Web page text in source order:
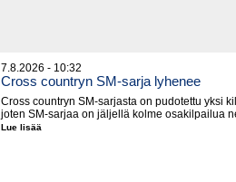
7.8.2026 - 10:32
Cross countryn SM-sarja lyhenee
Cross countryn SM-sarjasta on pudotettu yksi
joten SM-sarjaa on jäljellä kolme osakilpailua
Lue lisää